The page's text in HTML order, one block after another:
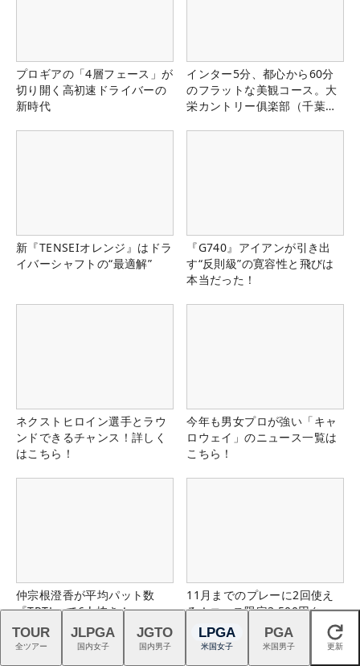
プロギアの「4層フェース」が
切り開く高初速ドライバーの
新時代
インター5分、都心から60分
のフラットな美観コース。大
栄カントリー俱楽部（千葉
新『TENSEIオレンジ』はドラ
イバーシャフトの“最適解”
『G740』アイアンが引き出
す“反則級”の寛容性と飛びは
本当だった！
ネクストヒロイン選手とラウ
ンドできるチャンス！詳しく
はこちら！
今年も男女プロが強い「キャ
ロウェイ」のニュース一覧は
こちら！
仲宗根澄香が平均パット数
『TRTL』で6人抜き！
11月までのプレーに2回使え
る！コース限定3,500円クー
ポン配布中！
閉じる
TOUR
全ツアー
JLPGA
国内女子
JGTO
国内男子
LPGA
米国女子
PGA
米国男子 更新